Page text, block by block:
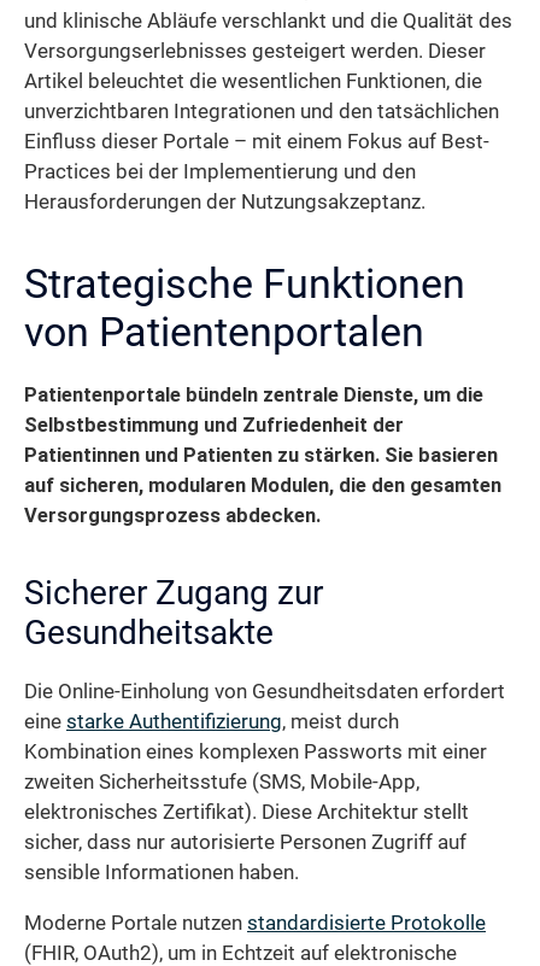
und klinische Abläufe verschlankt und die Qualität des
Versorgungserlebnisses gesteigert werden. Dieser
Artikel beleuchtet die wesentlichen Funktionen, die
unverzichtbaren Integrationen und den tatsächlichen
Einfluss dieser Portale – mit einem Fokus auf Best-
Practices bei der Implementierung und den
Herausforderungen der Nutzungsakzeptanz.
Strategische Funktionen
von Patientenportalen
Patientenportale bündeln zentrale Dienste, um die
Selbstbestimmung und Zufriedenheit der
Patientinnen und Patienten zu stärken. Sie basieren
auf sicheren, modularen Modulen, die den gesamten
Versorgungsprozess abdecken.
Sicherer Zugang zur
Gesundheitsakte
Die Online-Einholung von Gesundheitsdaten erfordert
eine starke Authentifizierung, meist durch
Kombination eines komplexen Passworts mit einer
zweiten Sicherheitsstufe (SMS, Mobile-App,
elektronisches Zertifikat). Diese Architektur stellt
sicher, dass nur autorisierte Personen Zugriff auf
sensible Informationen haben.
Moderne Portale nutzen standardisierte Protokolle
(FHIR, OAuth2), um in Echtzeit auf elektronische